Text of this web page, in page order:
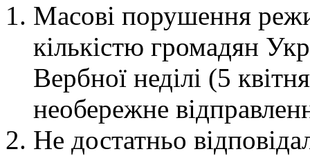
Масові порушення
кількістю громадян
Вербної неділі (5
необережне
Не достатньо